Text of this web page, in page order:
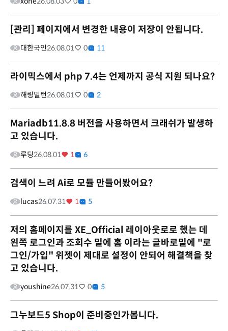
[관리] 페이지에서 변경한 내용이 저장이 안됩니다.
대한국인26.08.01 0 11
라이믹스에서 php 7.4는 언제까지 공식 지원 되나요?
해링밀턴26.08.01 0 2
Mariadb11.8.8 버전을 사용하면서 크래쉬가 발생하
고 있습니다.
루딩26.08.01 1 6
검색이 느려 Ai로 모듈 만들어봤어요?
lucas26.07.31 1 5
저의 홈페이지를 XE_Official 레이아웃로로 했는 데
왼쪽 로그인과 조회수 밑에 홈 이라는 글바로밑에 "로
그인/가입" 위젯이 제대로 설정이 안되어 해결책을 찾
고 있습니다.
youshine26.07.31 0 5
그누보드5 Shop이 준비중인가봅니다.